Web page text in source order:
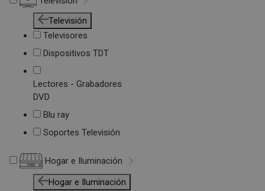
Televisión
Televisores
Dispositivos TDT
Lectores - Grabadores
DVD
Blu ray
Soportes Televisión
Hogar e Iluminación
Hogar e Iluminación